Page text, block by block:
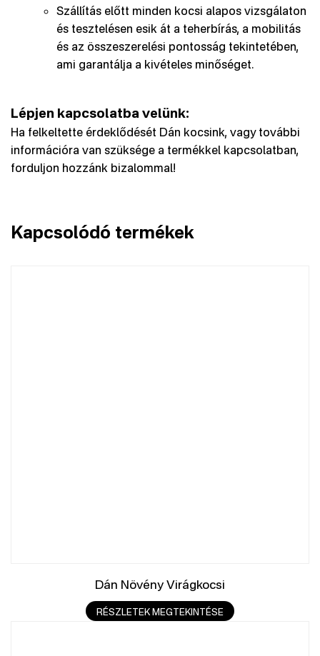
Szállítás előtt minden kocsi alapos vizsgálaton
és tesztelésen esik át a teherbírás, a mobilitás
és az összeszerelési pontosság tekintetében,
ami garantálja a kivételes minőséget.
Lépjen kapcsolatba velünk:
Ha felkeltette érdeklődését Dán kocsink, vagy további
információra van szüksége a termékkel kapcsolatban,
forduljon hozzánk bizalommal!
Kapcsolódó termékek
Dán Növény Virágkocsi
RÉSZLETEK MEGTEKINTÉSE